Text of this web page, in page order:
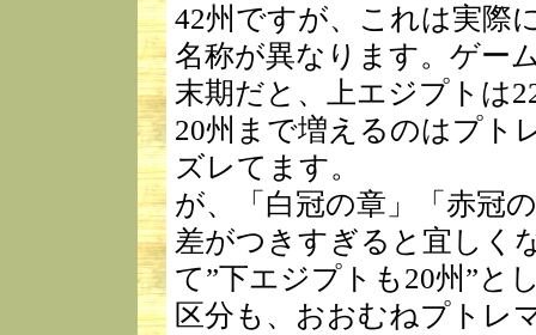
42州ですが、これは実際
名称が異なります。ゲー
末期だと、上エジプトは
20州まで増えるのはプト
ズレてます。
が、「白冠の章」「赤冠
差がつきすぎると宜しく
て”下エジプトも20州”と
区分も、おおむねプトレ